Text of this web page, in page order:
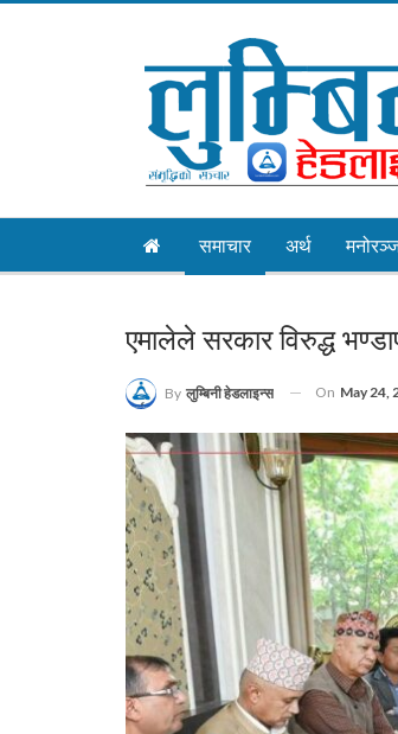
समाचार अर्थ
एमालेले सरकार विरुद्ध
By लुम्बिनी हेडलाइन्स On May 24,